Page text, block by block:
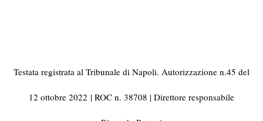
Testata registrata al Tribunale di Napoli. Autorizzazione n.45 del
12 ottobre 2022 | ROC n. 38708 | Direttore responsabile